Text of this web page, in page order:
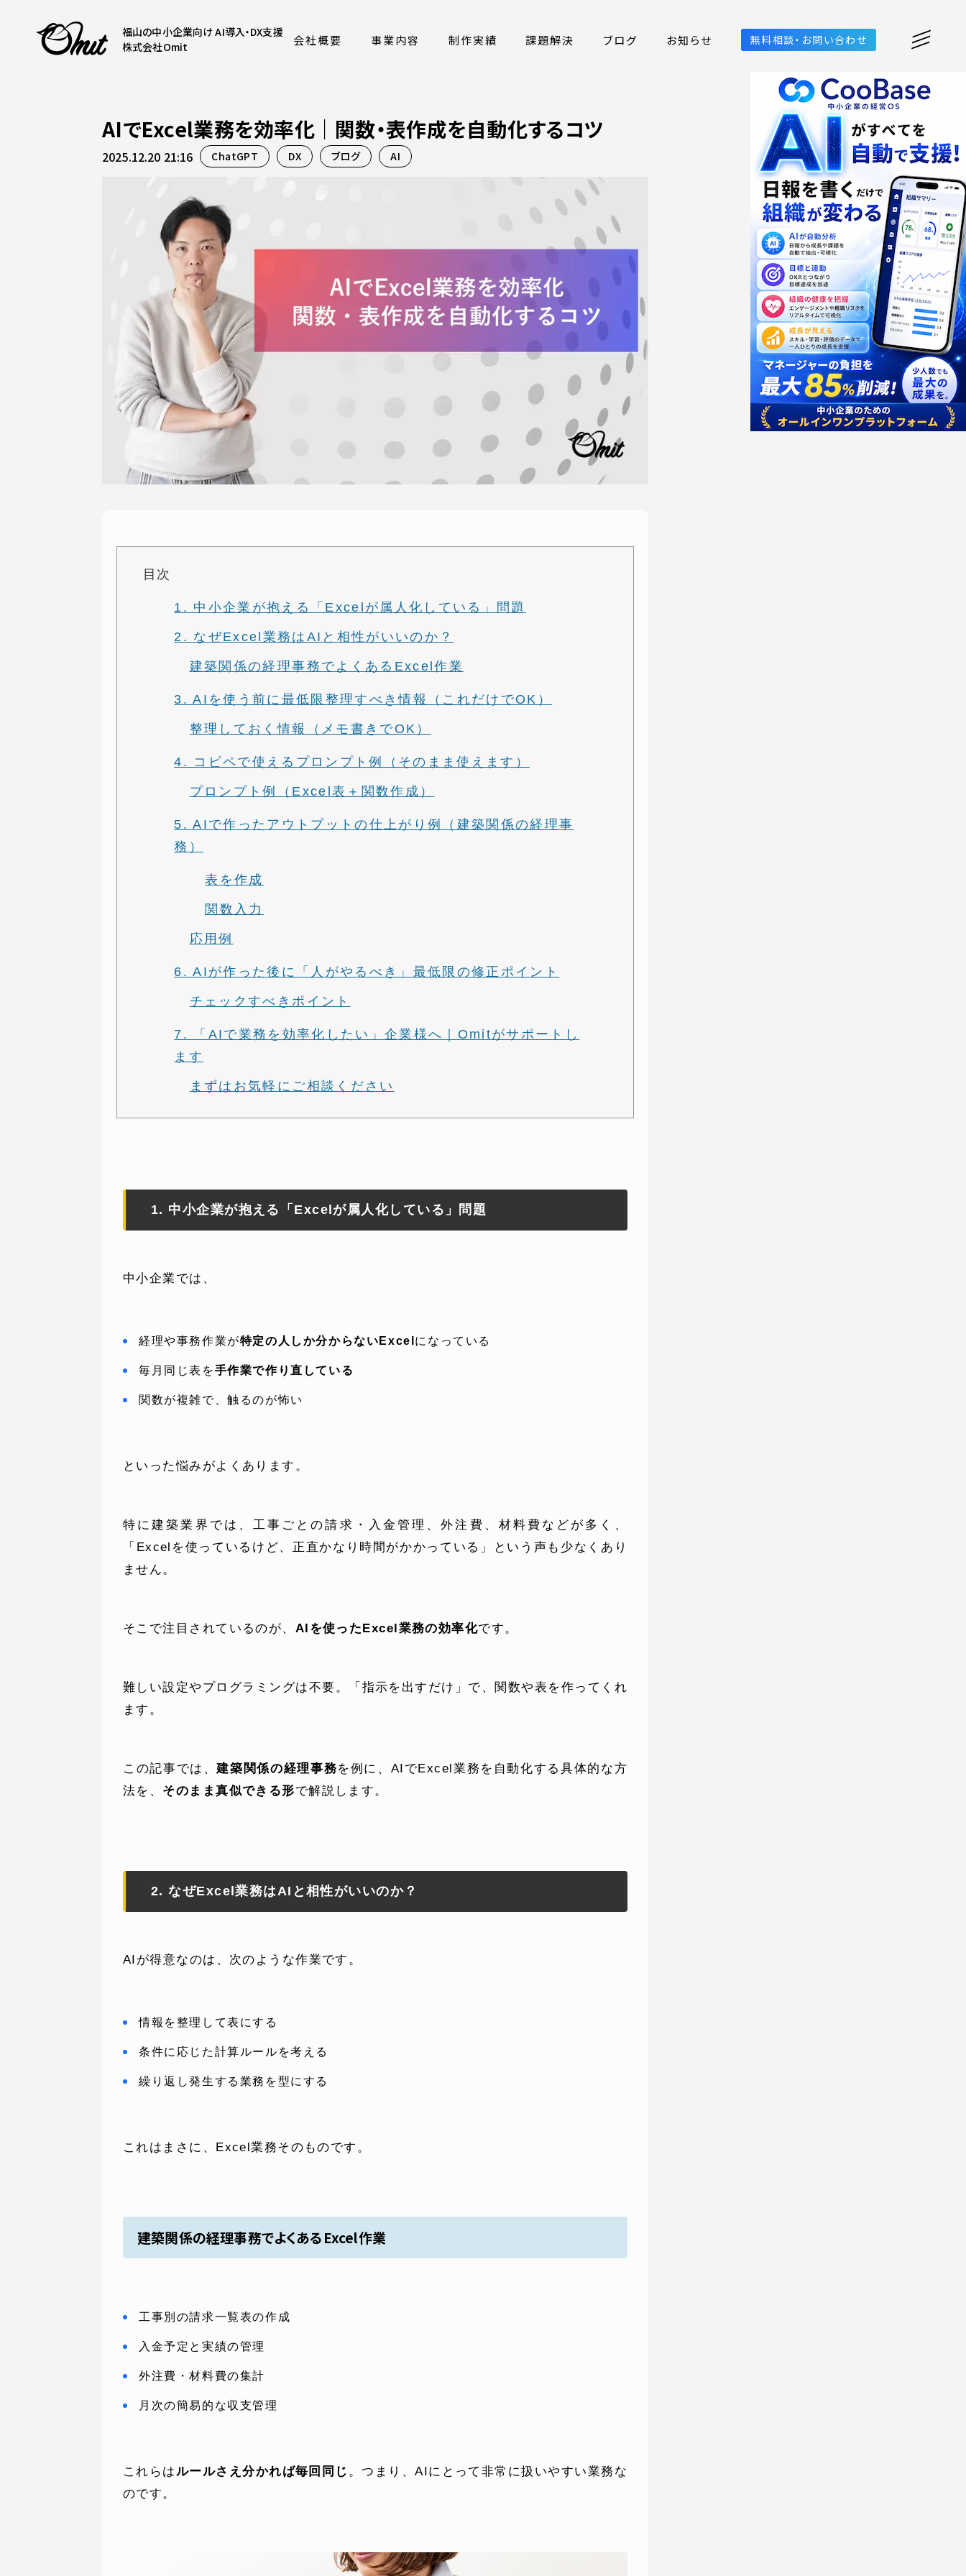
福山の中小企業向け AI導入・DX支援
株式会社Omit
会社概要 事業内容 制作実績 課題解決 ブログ お知らせ 無料相談・お問い合わせ
SERVICE
AI導入支援
システム開発
CONTENT
課題解決
会社概要
よくある質問
AIでExcel業務を効率化｜関数・表作成を自動化するコツ
2025.12.20 21:16 ChatGPT DX ブログ AI
目次
1. 中小企業が抱える「Excelが属人化している」問題
2. なぜExcel業務はAIと相性がいいのか？
建築関係の経理事務でよくあるExcel作業
3. AIを使う前に最低限整理すべき情報（これだけでOK）
整理しておく情報（メモ書きでOK）
4. コピペで使えるプロンプト例（そのまま使えます）
プロンプト例（Excel表＋関数作成）
5. AIで作ったアウトプットの仕上がり例（建築関係の経理事
務）
表を作成
関数入力
応用例
6. AIが作った後に「人がやるべき」最低限の修正ポイント
チェックすべきポイント
7. 「AIで業務を効率化したい」企業様へ｜Omitがサポートし
ます
まずはお気軽にご相談ください
1. 中小企業が抱える「Excelが属人化している」問題
中小企業では、
経理や事務作業が特定の人しか分からないExcel になっている
毎月同じ表を手作業で作り直している
関数が複雑で、触るのが怖い
といった悩みがよくあります。
特に建築業界では、工事ごとの請求・入金管理、外注費、材料費などが多く、
「Excelを使っているけど、正直かなり時間がかかっている」という声も少なくあり
ません。
そこで注目されているのが、 AIを使ったExcel業務の効率化です。
難しい設定やプログラミングは不要。「指示を出すだけ」で、関数や表を作ってくれ
ます。
この記事では、建築関係の経理事務を例に、AIでExcel業務を自動化する具体的な方
法を、 そのまま真似できる形で解説します。
2. なぜExcel業務はAIと相性がいいのか？
AIが得意なのは、次のような作業です。
情報を整理して表にする
条件に応じた計算ルールを考える
繰り返し発生する業務を型にする
これはまさに、Excel業務そのものです。
建築関係の経理事務でよくあるExcel作業
工事別の請求一覧表の作成
入金予定と実績の管理
外注費・材料費の集計
月次の簡易的な収支管理
これらはルールさえ分かれば毎回同じ 。つまり、AIにとって非常に扱いやすい業務な
のです。